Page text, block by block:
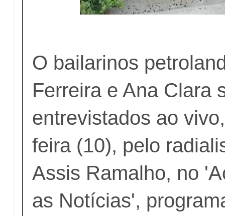
O bailarinos
Ferreira e Ana Clara
entrevistados ao
feira (10), pelo
Assis Ramalho, no
as Notícias',